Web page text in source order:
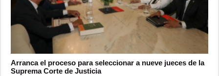
Arranca el proceso para seleccionar a nueve jueces de la
Suprema Corte de Justicia